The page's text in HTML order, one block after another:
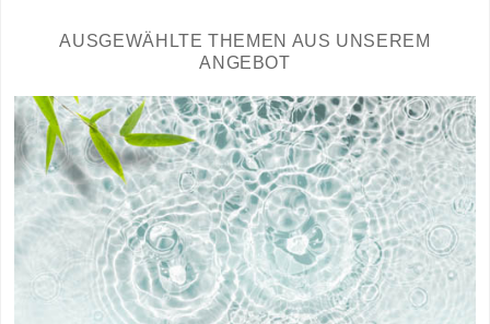
AUSGEWÄHLTE THEMEN AUS UNSEREM
ANGEBOT